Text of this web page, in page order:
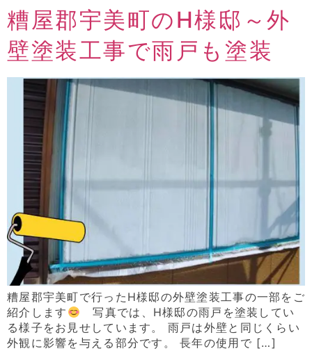
糟屋郡宇美町のH様邸～外
壁塗装工事で雨戸も塗装
糟屋郡宇美町で行ったH様邸の外壁塗装工事の一部をご
紹介します
写真では、H様邸の雨戸を塗装してい
る様子をお見せしています。 雨戸は外壁と同じくらい
外観に影響を与える部分です。 長年の使用で […]